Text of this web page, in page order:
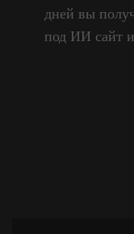
дней вы
под ИИ сайт